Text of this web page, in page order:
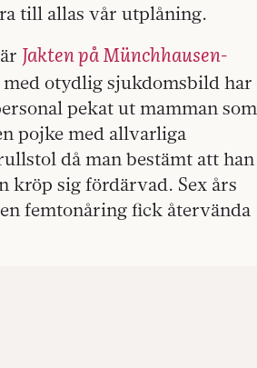
till allas vår utplåning.
Jakten på Münchhausen-
otydlig sjukdomsbild har
pekat ut mamman som
pojke med allvarliga
då man bestämt att han
kröp sig fördärvad. Sex års
femtonåring fick återvända